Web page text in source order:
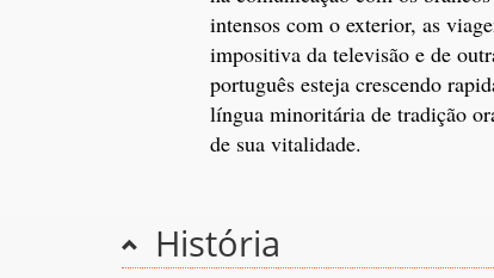
intensos com o exterior, as
impositiva da televisão e de
português esteja crescendo
língua minoritária de tradição
de sua vitalidade.
História